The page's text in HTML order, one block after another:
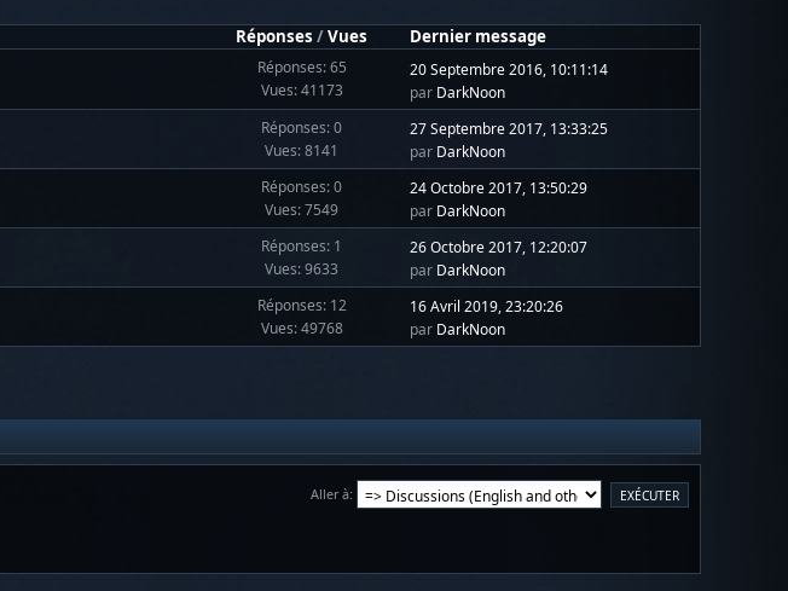
Réponses /Vues
Dernier message
Réponses: 65
Vues: 41173
20 Septembre 2016, 10:11:14
par DarkNoon
Réponses: 0
Vues: 8141
27 Septembre 2017, 13:33:25
par DarkNoon
Réponses: 0
Vues: 7549
24 Octobre 2017, 13:50:29
par DarkNoon
Réponses: 1
Vues: 9633
26 Octobre 2017, 12:20:07
par DarkNoon
Réponses: 12
Vues: 49768
16 Avril 2019, 23:20:26
par DarkNoon
Aller à